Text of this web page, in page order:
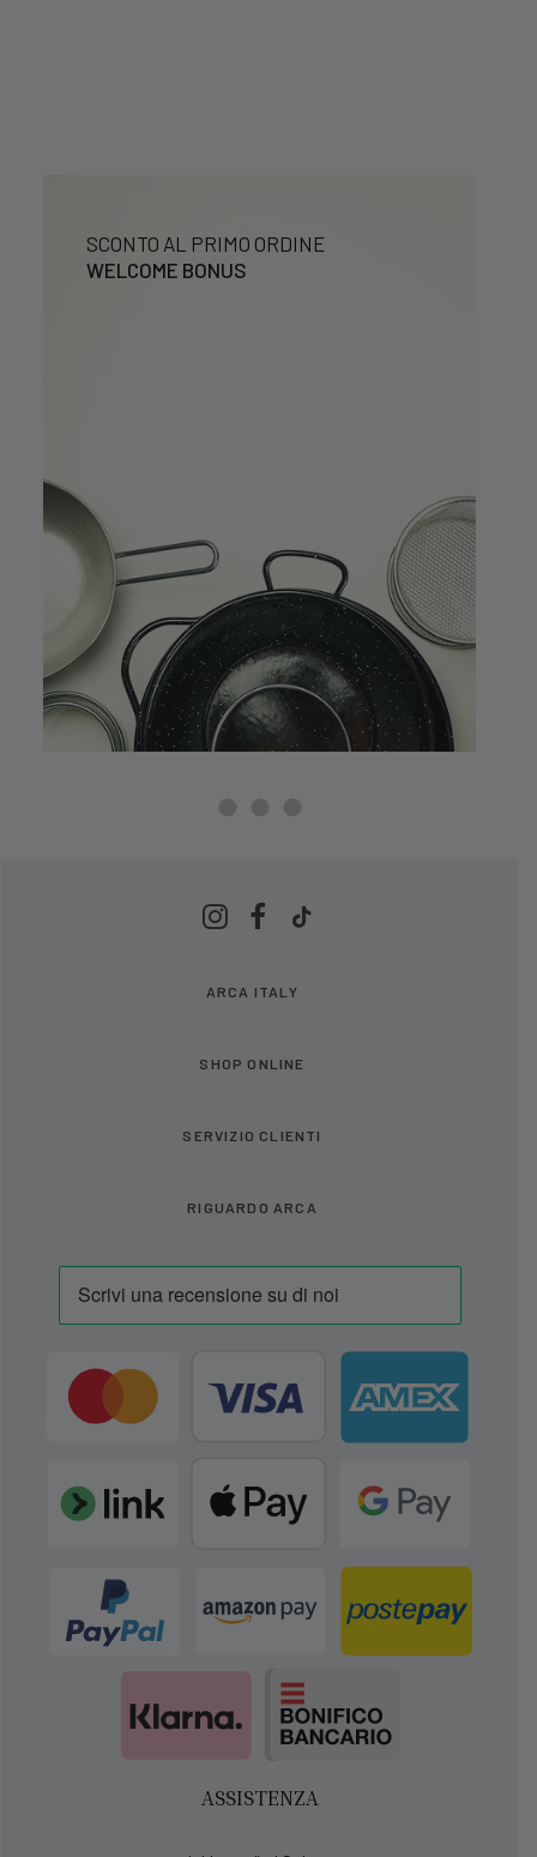
SCONTO AL PRIMO ORDINE
WELCOME BONUS
ARCA ITALY
SHOP ONLINE
SERVIZIO CLIENTI
RIGUARDO ARCA
ASSISTENZA